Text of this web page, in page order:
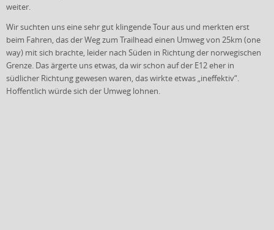
weiter.
Wir suchten uns eine sehr gut klingende Tour aus und merkten erst
beim Fahren, das der Weg zum Trailhead einen Umweg von 25km (one
way) mit sich brachte, leider nach Süden in Richtung der norwegischen
Grenze. Das ärgerte uns etwas, da wir schon auf der E12 eher in
südlicher Richtung gewesen waren, das wirkte etwas „ineffektiv“.
Hoffentlich würde sich der Umweg lohnen.